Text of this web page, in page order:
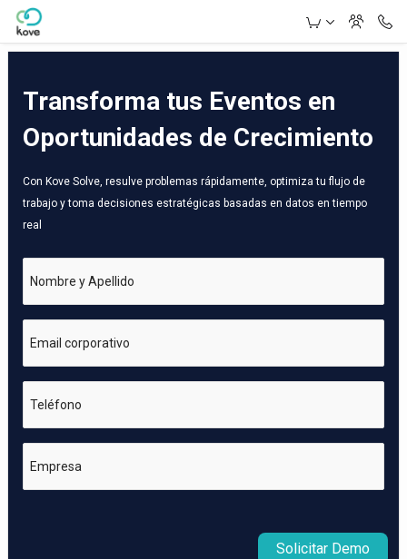
Skip to Main Content
Transforma tus Eventos en
Oportunidades de Crecimiento
Con Kove Solve, resulve problemas rápidamente, optimiza tu flujo de
trabajo y toma decisiones estratégicas basadas en datos en tiempo
real
Nombre y Apellido
Email corporativo
Teléfono
Empresa
Solicitar Demo